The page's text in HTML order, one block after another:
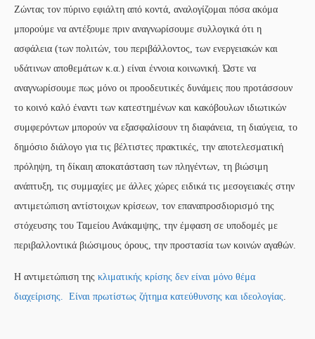
Ζώντας τον πύρινο εφιάλτη από κοντά, αναλογίζομαι πόσα ακόμα
μπορούμε να αντέξουμε πριν αναγνωρίσουμε συλλογικά ότι η
ασφάλεια (των πολιτών, του περιβάλλοντος, των ενεργειακών και
υδάτινων αποθεμάτων κ.α.) είναι έννοια κοινωνική. Ώστε να
αναγνωρίσουμε πως μόνο οι προοδευτικές δυνάμεις που προτάσσουν
το κοινό καλό έναντι των κατεστημένων και κακόβουλων ιδιωτικών
συμφερόντων μπορούν να εξασφαλίσουν τη διαφάνεια, τη διαύγεια, το
δημόσιο διάλογο για τις βέλτιστες πρακτικές, την αποτελεσματική
πρόληψη, τη δίκαιη αποκατάσταση των πληγέντων, τη βιώσιμη
ανάπτυξη, τις συμμαχίες με άλλες χώρες ειδικά τις μεσογειακές στην
αντιμετώπιση αντίστοιχων κρίσεων, τον επαναπροσδιορισμό της
στόχευσης του Ταμείου Ανάκαμψης, την έμφαση σε υποδομές με
περιβαλλοντικά βιώσιμους όρους, την προστασία των κοινών αγαθών.
Η αντιμετώπιση της κλιματικής κρίσης δεν είναι μόνο θέμα
διαχείρισης. Είναι πρωτίστως ζήτημα κατεύθυνσης και ιδεολογίας